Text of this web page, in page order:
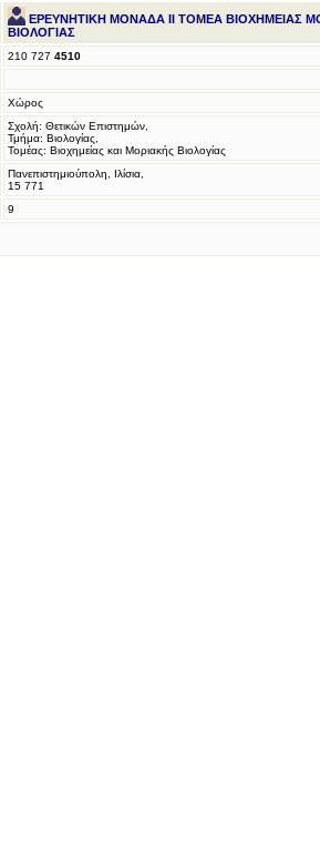
ΕΡΕΥΝΗΤΙΚΗ ΜΟΝΑΔΑ ΙΙ ΤΟΜΕΑ ΒΙΟΧΗΜΕΙΑΣ
ΒΙΟΛΟΓΙΑΣ
210 727 4510
Χώρος
Σχολή: Θετικών Επιστημών,
Τμήμα: Βιολογίας,
Τομέας: Βιοχημείας και Μοριακής Βιολογίας
Πανεπιστημιούπολη, Ιλίσια,
15 771
9